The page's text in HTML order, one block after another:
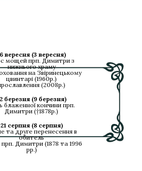
вересня (3 вересня)
мощей прп. Димитри з
нижнього храму
на Звіринецькому
цвинтарі (1960р.)
(2008р.)
березня (9 березня)
блаженної кончини прп.
Димитри (†1878р.)
21 серпня (8 серпня)
та друге перенесення в
обитель
Димитри (1878 та 1996
рр.)